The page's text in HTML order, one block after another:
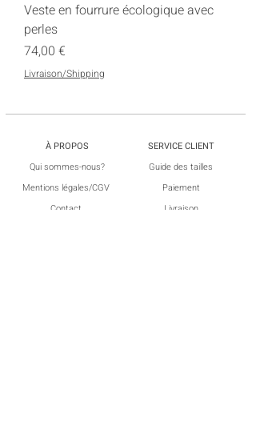
Veste en fourrure écologique avec
perles
Prix
74,00 €
Livraison/Shipping
À PROPOS
​Qui sommes-nous?
Mentions légales/CGV
Contact
SERVICE CLIENT
Guide des tailles
Paiement
Livraison